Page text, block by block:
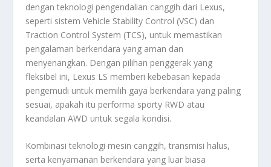
dengan teknologi pengendalian canggih dari Lexus,
seperti sistem Vehicle Stability Control (VSC) dan
Traction Control System (TCS), untuk memastikan
pengalaman berkendara yang aman dan
menyenangkan. Dengan pilihan penggerak yang
fleksibel ini, Lexus LS memberi kebebasan kepada
pengemudi untuk memilih gaya berkendara yang paling
sesuai, apakah itu performa sporty RWD atau
keandalan AWD untuk segala kondisi.
Kombinasi teknologi mesin canggih, transmisi halus,
serta kenyamanan berkendara yang luar biasa